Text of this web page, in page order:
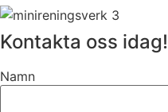
Kontakta oss idag!
Namn